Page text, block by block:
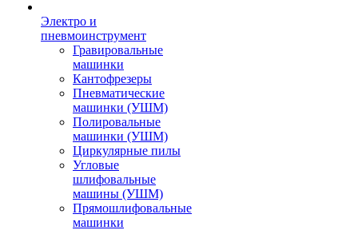
Электро и
пневмоинструмент
Гравировальные
машинки
Кантофрезеры
Пневматические
машинки (УШМ)
Полировальные
машинки (УШМ)
Циркулярные пилы
Угловые
шлифовальные
машины (УШМ)
Прямошлифовальные
машинки